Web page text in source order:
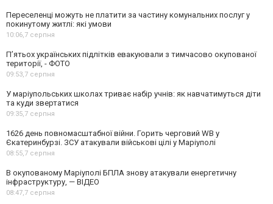
Переселенці можуть не платити за частину комунальних послуг у
покинутому житлі: які умови
10:06,7 серпня
П’ятьох українських підлітків евакуювали з тимчасово окупованої
території, - ФОТО
09:53,7 серпня
У маріупольських школах триває набір учнів: як навчатимуться діти
та куди звертатися
09:35,7 серпня
1626 день повномасштабної війни. Горить черговий WB у
Єкатеринбурзі. ЗСУ атакували військові цілі у Маріуполі
08:55,7 серпня
В окупованому Маріуполі БПЛА знову атакували енергетичну
інфраструктуру, — ВІДЕО
08:47,7 серпня